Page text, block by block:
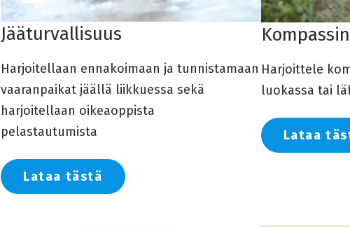
Jääturvallisuus
Harjoitellaan ennakoimaan ja tunnistamaan
vaaranpaikat jäällä liikkuessa sekä
harjoitellaan oikeaoppista
pelastautumista
Lataa tästä
Harjoittele
luokassa tai
Lataa